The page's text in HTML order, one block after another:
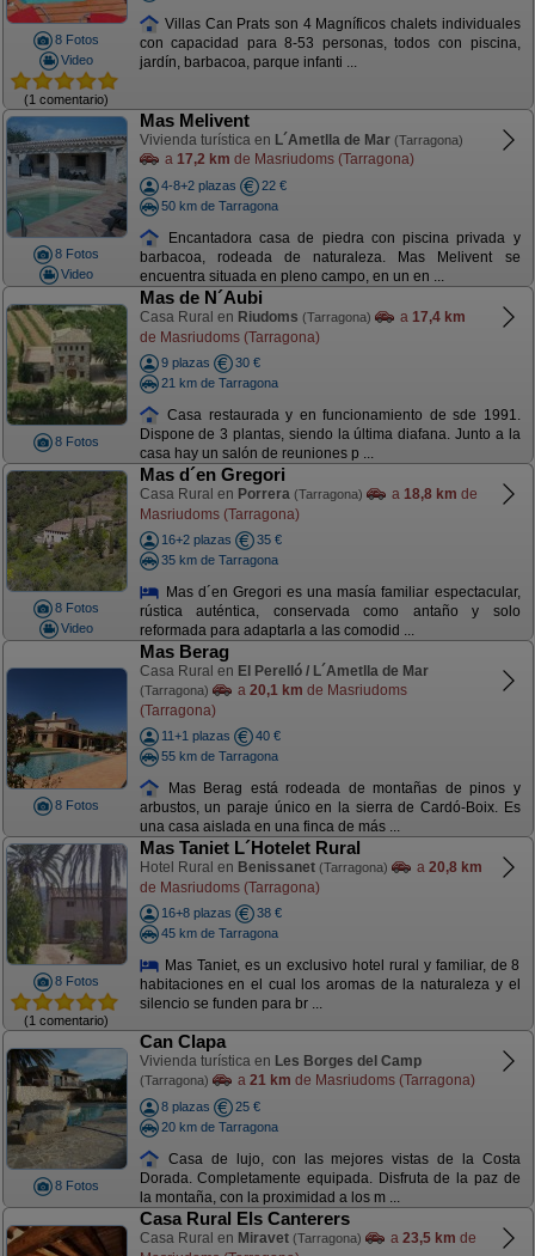
8 Fotos
Video
(1 comentario)
Villas Can Prats son 4 Magníficos chalets individuales
con capacidad para 8-53 personas, todos con piscina,
jardín, barbacoa, parque infanti ...
8 Fotos
Video
Mas Melivent
Vivienda turística en L´Ametlla de Mar (Tarragona)
a 17,2 km de Masriudoms (Tarragona)
4-8+2 plazas
22 €
50 km de Tarragona
Encantadora casa de piedra con piscina privada y
barbacoa, rodeada de naturaleza. Mas Melivent se
encuentra situada en pleno campo, en un en ...
8 Fotos
Mas de N´Aubi
Casa Rural en Riudoms (Tarragona) a 17,4 km
de Masriudoms (Tarragona)
9 plazas
30 €
21 km de Tarragona
Casa restaurada y en funcionamiento de sde 1991.
Dispone de 3 plantas, siendo la última diafana. Junto a la
casa hay un salón de reuniones p ...
8 Fotos
Video
Mas d´en Gregori
Casa Rural en Porrera (Tarragona) a 18,8 km de
Masriudoms (Tarragona)
16+2 plazas
35 €
35 km de Tarragona
Mas d´en Gregori es una masía familiar espectacular,
rústica auténtica, conservada como antaño y solo
reformada para adaptarla a las comodid ...
8 Fotos
Mas Berag
Casa Rural en El Perelló / L´Ametlla de Mar
(Tarragona) a 20,1 km de Masriudoms
(Tarragona)
11+1 plazas
40 €
55 km de Tarragona
Mas Berag está rodeada de montañas de pinos y
arbustos, un paraje único en la sierra de Cardó-Boix. Es
una casa aislada en una finca de más ...
8 Fotos
(1 comentario)
Mas Taniet L´Hotelet Rural
Hotel Rural en Benissanet (Tarragona) a 20,8 km
de Masriudoms (Tarragona)
16+8 plazas
38 €
45 km de Tarragona
Mas Taniet, es un exclusivo hotel rural y familiar, de 8
habitaciones en el cual los aromas de la naturaleza y el
silencio se funden para br ...
8 Fotos
Can Clapa
Vivienda turística en Les Borges del Camp
(Tarragona) a 21 km de Masriudoms (Tarragona)
8 plazas
25 €
20 km de Tarragona
Casa de lujo, con las mejores vistas de la Costa
Dorada. Completamente equipada. Disfruta de la paz de
la montaña, con la proximidad a los m ...
Casa Rural Els Canterers
Casa Rural en Miravet (Tarragona) a 23,5 km de